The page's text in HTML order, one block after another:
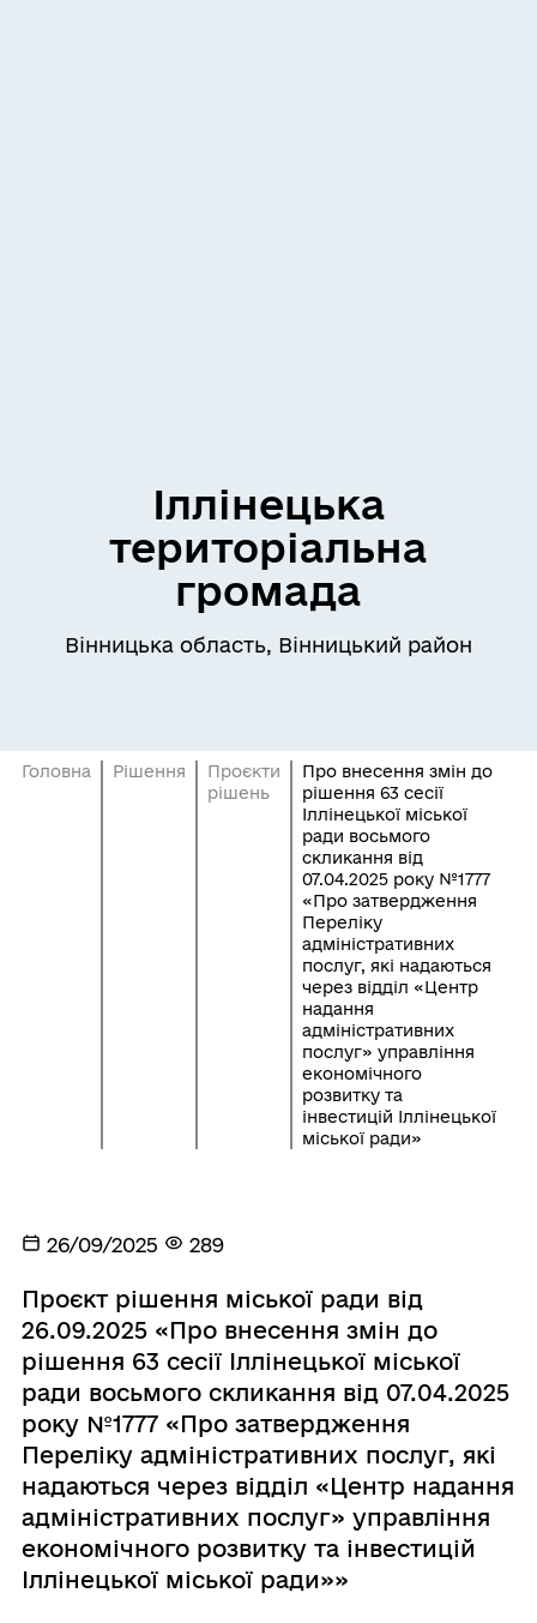
Іллінецька
територіальна
громада
Вінницька область, Вінницький район
Головна Рішення
Проєкти
рішень
Про внесення змін до
рішення 63 сесії
Іллінецької міської
ради восьмого
скликання від
07.04.2025 року №1777
«Про затвердження
Переліку
адміністративних
послуг, які надаються
через відділ «Центр
надання
адміністративних
послуг» управління
економічного
розвитку та
інвестицій Іллінецької
міської ради»
26/09/2025 289
Проєкт рішення міської ради від
26.09.2025 «Про внесення змін до
рішення 63 сесії Іллінецької міської
ради восьмого скликання від 07.04.2025
року №1777 «Про затвердження
Переліку адміністративних послуг, які
надаються через відділ «Центр надання
адміністративних послуг» управління
економічного розвитку та інвестицій
Іллінецької міської ради»»